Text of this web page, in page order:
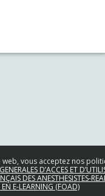
vous acceptez nos
D’ACCES ET
DES ANESTHESISTES-
EN E-LEARNING (FOAD)